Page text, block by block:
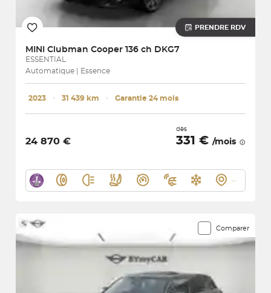
PRENDRE RDV
MINI Clubman Cooper 136 ch DKG7
ESSENTIAL
Automatique | Essence
2023 ･ 31 439 km ･ Garantie 24 mois
24 870 €
dès
331 € /mois
Comparer